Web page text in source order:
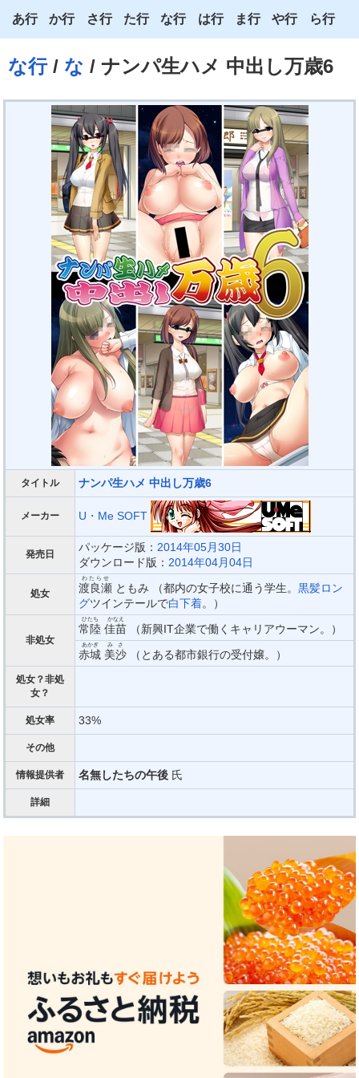
な行/ な / ナンパ生ハメ 中出し万歳6
あ行
い
か行
き
く
け
こ
さ行
し
す
せ
そ
た行
ち
つ
て
と
な行
に
ぬ
ね
の
は行
ひ
ふ
へ
ほ
ま行
み
む
め
も
や行
ゆ
よ
わ
ら行
り
タイトル ナンパ生ハメ 中出し万歳6
メーカー U・Me SOFT
発売日
パッケージ版： 2014年05月30日
ダウンロード版： 2014年04月04日
処女 渡良瀬
わたらせ
ともみ （都内の女子校に通う学生。 黒髪ロン
グツインテールで白下着。）
非処女
常陸
ひたち
佳苗
かなえ
（新興IT企業で働くキャリアウーマン。）
赤城
あかぎ
美沙
みさ
（とある都市銀行の受付嬢。）
処女？非処
女？
処女率 33%
その他
情報提供者 名無したちの午後 氏
詳細